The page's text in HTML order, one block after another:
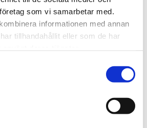
som vi samarbetar med.
informationen med annan
tillhandahållit eller som de har
utan avtal
oss för hjälp och
detta debiterar vi ett löpande